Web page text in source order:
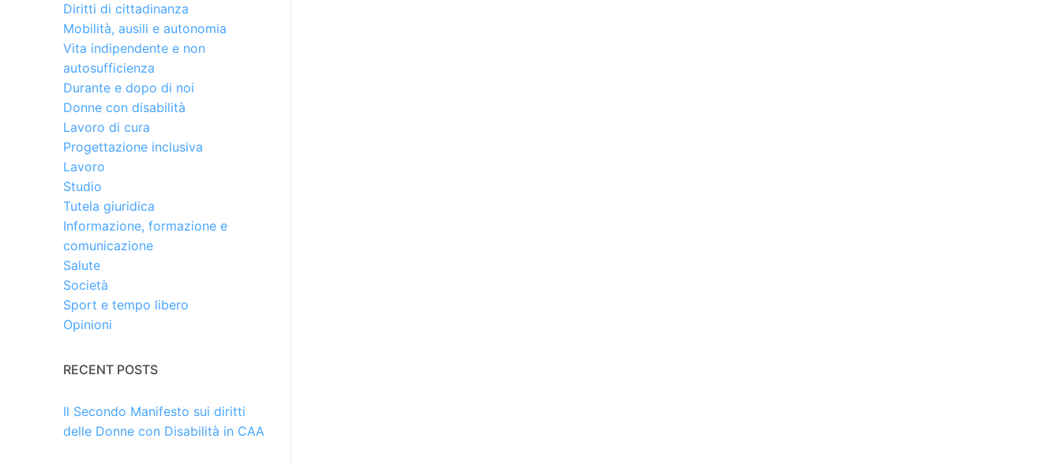
Diritti di cittadinanza
Mobilità, ausili e autonomia
Vita indipendente e non
autosufficienza
Durante e dopo di noi
Donne con disabilità
Lavoro di cura
Progettazione inclusiva
Lavoro
Studio
Tutela giuridica
Informazione, formazione e
comunicazione
Salute
Società
Sport e tempo libero
Opinioni
RECENT POSTS
Il Secondo Manifesto sui diritti
delle Donne con Disabilità in CAA